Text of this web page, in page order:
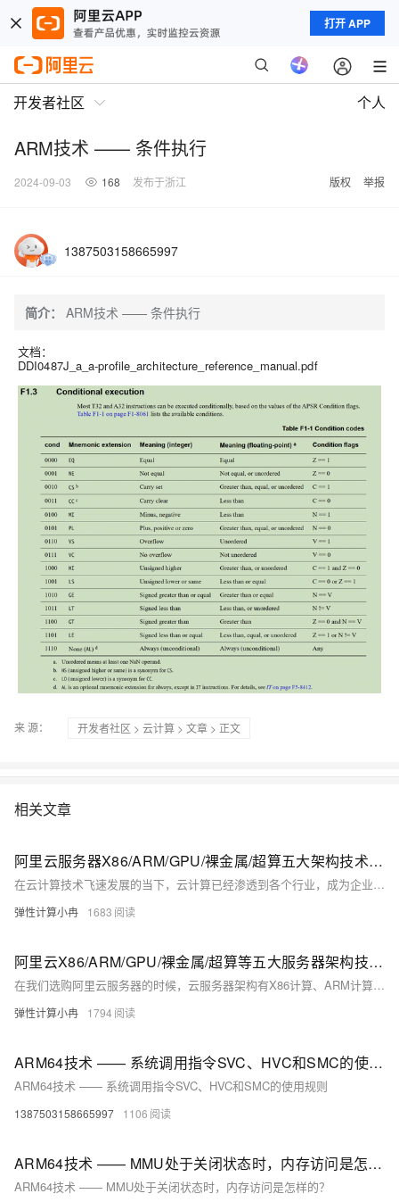
打开 APP
开发者社区 个人
ARM技术 —— 条件执行
2024-09-03 168 发布于浙江 版权 举报
1387503158665997
简介： ARM技术 —— 条件执行
文档：
DDI0487J_a_a-profile_architecture_reference_manual.pdf
来 源： 开发者社区 > 云计算 > 文章 > 正文
相关文章
阿里云服务器X86/ARM/GPU/裸金属/超算五大架构技术特点、场景适配参考
在云计算技术飞速发展的当下，云计算已经渗透到各个行业，成为企业数字化转型的关键驱动力。选择合适的云服务器架构对于提升业务效率、降低成本至关重要。阿里云提供了多样化的云服务器架构选择，包括X86计算、ARM计算、GPU/FPGA/ASIC、弹性裸金属服务器以及高性能计算等。本文将深入解析这些架构的特点、优势及适用场景，以供大家了解和选择参考。
弹性计算小冉 1683
阿里云X86/ARM/GPU/裸金属/超算等五大服务器架构技术特点、场景适配与选型策略
在我们选购阿里云服务器的时候，云服务器架构有X86计算、ARM计算、GPU/FPGA/ASIC、弹性裸金属服务器、高性能计算可选，有的用户并不清楚他们之间有何区别。本文将深入解析这些架构的特点、优势及适用场景，帮助用户更好地根据实际需求做出选择。
弹性计算小冉 1794
ARM64技术 —— 系统调用指令SVC、HVC和SMC的使用规则
ARM64技术 —— 系统调用指令SVC、HVC和SMC的使用规则
1387503158665997 1106
ARM64技术 —— MMU处于关闭状态时，内存访问是怎样的？
ARM64技术 —— MMU处于关闭状态时，内存访问是怎样的？